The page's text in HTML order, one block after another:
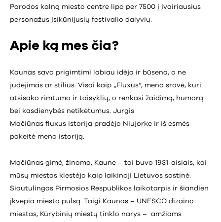
Parodos kalną miesto centre lipo per 7500 į įvairiausius
personažus įsikūnijusių festivalio dalyvių.
Apie ką mes čia?
Kaunas savo prigimtimi labiau idėja ir būsena, o ne
judėjimas ar stilius. Visai kaip „Fluxus“, meno srovė, kuri
atsisako rimtumo ir taisyklių, o renkasi žaidimą, humorą
bei kasdienybės netikėtumus. Jurgis
Mačiūnas fluxus istoriją pradėjo Niujorke ir iš esmės
pakeitė meno istoriją.
Mačiūnas gimė, žinoma, Kaune – tai buvo 1931-aisiais, kai
mūsų miestas klestėjo kaip laikinoji Lietuvos sostinė.
Siautulingas Pirmosios Respublikos laikotarpis ir šiandien
įkvepia miesto pulsą. Taigi Kaunas – UNESCO dizaino
miestas, Kūrybinių miestų tinklo narys – amžiams